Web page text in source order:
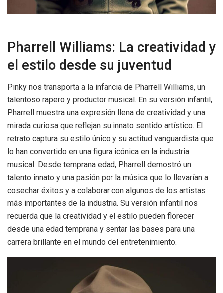
Pharrell Williams: La creatividad y
el estilo desde su juventud
Pinky nos transporta a la infancia de Pharrell Williams, un
talentoso rapero y productor musical. En su versión infantil,
Pharrell muestra una expresión llena de creatividad y una
mirada curiosa que reflejan su innato sentido artístico. El
retrato captura su estilo único y su actitud vanguardista que
lo han convertido en una figura icónica en la industria
musical. Desde temprana edad, Pharrell demostró un
talento innato y una pasión por la música que lo llevarían a
cosechar éxitos y a colaborar con algunos de los artistas
más importantes de la industria. Su versión infantil nos
recuerda que la creatividad y el estilo pueden florecer
desde una edad temprana y sentar las bases para una
carrera brillante en el mundo del entretenimiento.